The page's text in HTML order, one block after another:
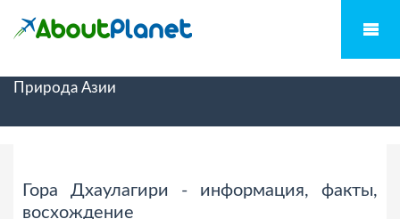
Природа Азии
Гора Дхаулагири - информация, факты,
восхождение